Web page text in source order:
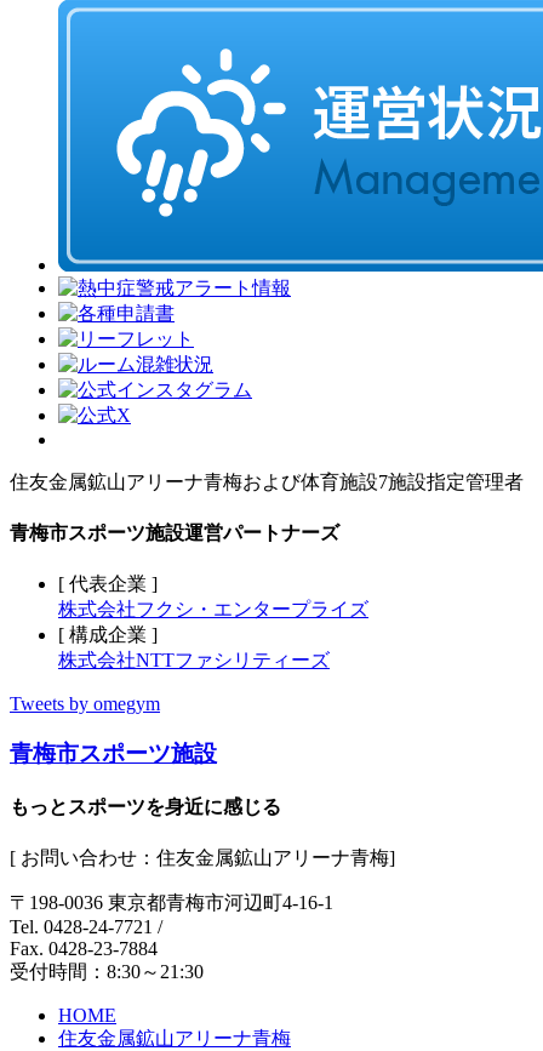
住友金属鉱山アリーナ青梅および体育施設7施設指定管理者
青梅市スポーツ施設運営パートナーズ
[ 代表企業 ]
株式会社フクシ・エンタープライズ
[ 構成企業 ]
株式会社NTTファシリティーズ
Tweets by omegym
青梅市スポーツ施設
もっとスポーツを身近に感じる
[ お問い合わせ：住友金属鉱山アリーナ青梅]
〒198-0036 東京都青梅市河辺町4-16-1
Tel. 0428-24-7721 /
Fax. 0428-23-7884
受付時間：8:30～21:30
HOME
住友金属鉱山アリーナ青梅